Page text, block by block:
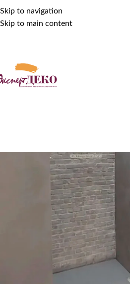
Skip to navigation
Skip to main content